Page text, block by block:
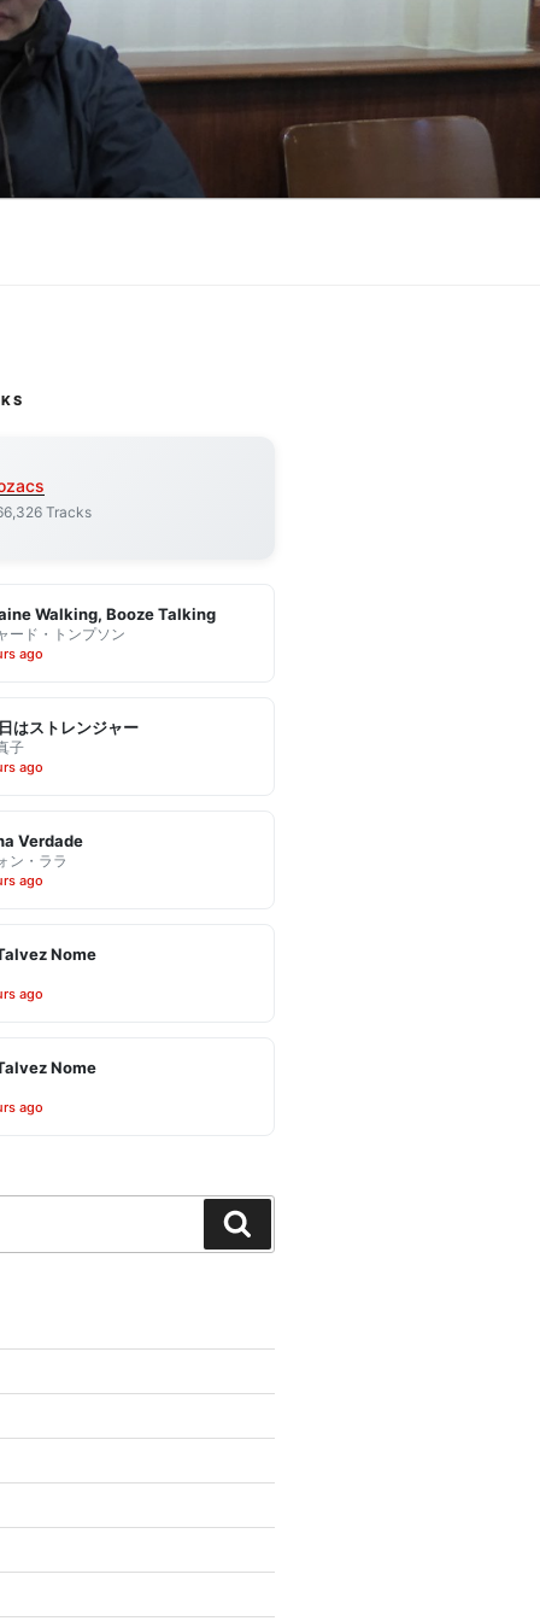
Tracks
Walking, Booze Talking
ード・トンプソン
ago
はストレンジャー
子
ago
Verdade
ン・ララ
ago
Nome
ago
Nome
ago